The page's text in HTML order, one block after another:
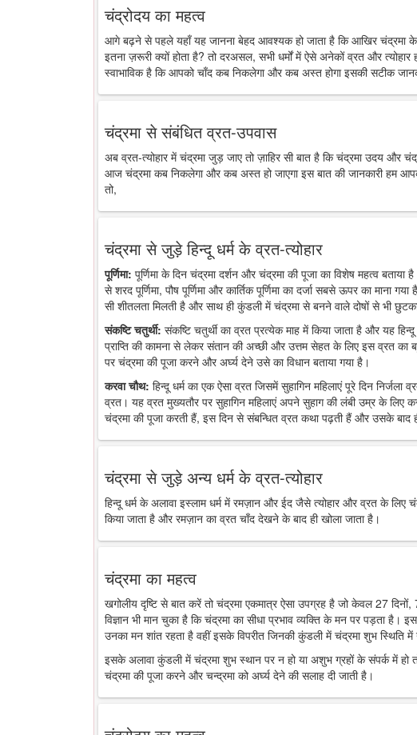
चंद्रोदय का महत्व
आगे बढ़ने से पहले यहाँ यह जानना बेहद आवश्यक हो जाता है कि आखिर चंद्रमा
इतना ज़रूरी क्यों होता है? तो दरअसल, सभी धर्मों में ऐसे अनेकों व्रत और
स्वाभाविक है कि आपको चाँद कब निकलेगा और कब अस्त होगा इसकी सटीक
चंद्रमा से संबंधित व्रत-उपवास
अब व्रत-त्योहार में चंद्रमा जुड़ जाए तो ज़ाहिर सी बात है कि चंद्रमा उदय
आज चंद्रमा कब निकलेगा और कब अस्त हो जाएगा इस बात की जानकारी हम
तो,
चंद्रमा से जुड़े हिन्दू धर्म के व्रत-त्योहार
पूर्णिमा: पूर्णिमा के दिन चंद्रमा दर्शन और चंद्रमा की पूजा का विशेष महत्व बताया
से शरद पूर्णिमा, पौष पूर्णिमा और कार्तिक पूर्णिमा का दर्जा सबसे ऊपर का
सी शीतलता मिलती है और साथ ही कुंडली में चंद्रमा से बनने वाले दोषों से भी
संकष्टि चतुर्थी: संकष्टि चतुर्थी का व्रत प्रत्येक माह में किया जाता है और यह
प्राप्ति की कामना से लेकर संतान की अच्छी और उत्तम सेहत के लिए इस व्रत का
पर चंद्रमा की पूजा करने और अर्घ्य देने उसे का विधान बताया गया है।
करवा चौथ: हिन्दू धर्म का एक ऐसा व्रत जिसमें सुहागिन महिलाएं पूरे दिन
व्रत। यह व्रत मुख्यतौर पर सुहागिन महिलाएं अपने सुहाग की लंबी उम्र के लिए
चंद्रमा की पूजा करती हैं, इस दिन से संबन्धित व्रत कथा पढ़ती हैं और उसके बाद
चंद्रमा से जुड़े अन्य धर्म के व्रत-त्योहार
हिन्दू धर्म के अलावा इस्लाम धर्म में रमज़ान और ईद जैसे त्योहार और व्रत के लिए
किया जाता है और रमज़ान का व्रत चाँद देखने के बाद ही खोला जाता है।
चंद्रमा का महत्व
खगोलीय दृष्टि से बात करें तो चंद्रमा एकमात्र ऐसा उपग्रह है जो केवल 27
विज्ञान भी मान चुका है कि चंद्रमा का सीधा प्रभाव व्यक्ति के मन पर पड़ता
उनका मन शांत रहता है वहीं इसके विपरीत जिनकी कुंडली में चंद्रमा शुभ स्थिति
इसके अलावा कुंडली में चंद्रमा शुभ स्थान पर न हो या अशुभ ग्रहों के संपर्क में हो
चंद्रमा की पूजा करने और चन्द्रमा को अर्घ्य देने की सलाह दी जाती है।